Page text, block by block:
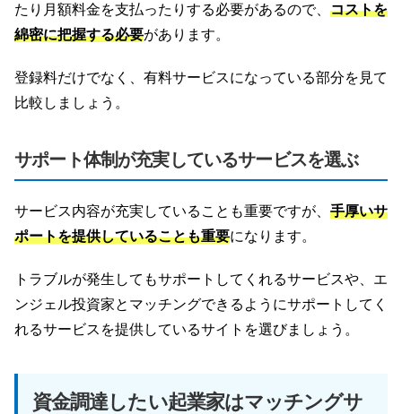
たり月額料金を支払ったりする必要があるので、 コストを
綿密に把握する必要があります。
登録料だけでなく、有料サービスになっている部分を見て
比較しましょう。
サポート体制が充実しているサービスを選ぶ
サービス内容が充実していることも重要ですが、 手厚いサ
ポートを提供していることも重要になります。
トラブルが発生してもサポートしてくれるサービスや、エ
ンジェル投資家とマッチングできるようにサポートしてく
れるサービスを提供しているサイトを選びましょう。
資金調達したい起業家はマッチングサ